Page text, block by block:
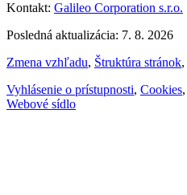
Kontakt: Galileo Corporation s.r.o.
Posledná aktualizácia: 7. 8. 2026
Zmena vzhľadu, Štruktúra stránok,
Vyhlásenie o prístupnosti, Cookies,
Webové sídlo